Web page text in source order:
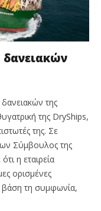
της
της DryShips,
της. Σε
Σύμβουλος της
η εταιρεία
ορισμένες
τη συμφωνία,